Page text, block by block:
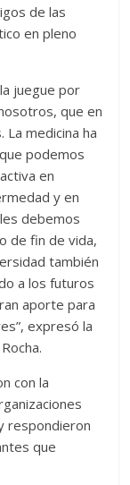
de las
en pleno
juegue por
que en
medicina ha
podemos
en
y en
debemos
de fin de vida,
también
a los futuros
aporte para
expresó la
con la
respondieron
que